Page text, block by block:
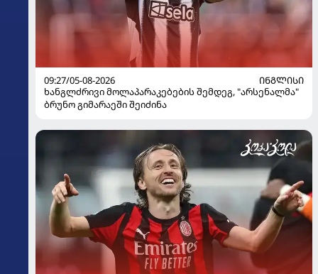
09:27/05-08-2026
ᲘᲜᲒᲚᲘᲡᲘ
ხანგლძრივი მოლაპარაკებების შემდეგ, "არსენალმა"
ბრუნო გიმარაეში შეიძინა